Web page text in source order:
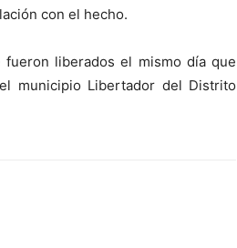
con el hecho.
liberados el mismo día que
municipio Libertador del Distrito